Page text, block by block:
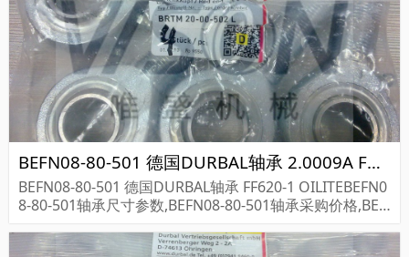
BEFN08-80-501 德国DURBAL轴承 2.0009A FARO
BEFN08-80-501 德国DURBAL轴承 FF620-1 OILITEBEFN0
8-80-501轴承尺寸参数,BEFN08-80-501轴承采购价格,BEF